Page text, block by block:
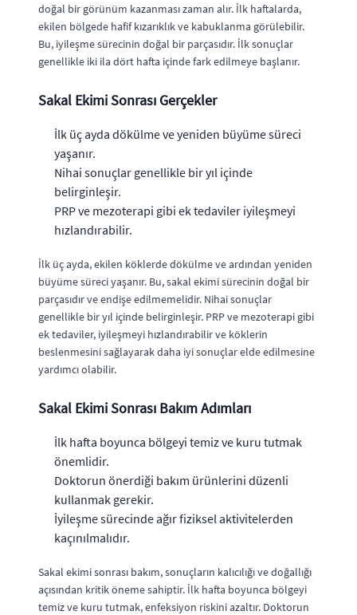
doğal bir görünüm kazanması zaman alır. İlk haftalarda,
ekilen bölgede hafif kızarıklık ve kabuklanma görülebilir.
Bu, iyileşme sürecinin doğal bir parçasıdır. İlk sonuçlar
genellikle iki ila dört hafta içinde fark edilmeye başlanır.
Sakal Ekimi Sonrası Gerçekler
İlk üç ayda dökülme ve yeniden büyüme süreci
yaşanır.
Nihai sonuçlar genellikle bir yıl içinde
belirginleşir.
PRP ve mezoterapi gibi ek tedaviler iyileşmeyi
hızlandırabilir.
İlk üç ayda, ekilen köklerde dökülme ve ardından yeniden
büyüme süreci yaşanır. Bu, sakal ekimi sürecinin doğal bir
parçasıdır ve endişe edilmemelidir. Nihai sonuçlar
genellikle bir yıl içinde belirginleşir. PRP ve mezoterapi gibi
ek tedaviler, iyileşmeyi hızlandırabilir ve köklerin
beslenmesini sağlayarak daha iyi sonuçlar elde edilmesine
yardımcı olabilir.
Sakal Ekimi Sonrası Bakım Adımları
İlk hafta boyunca bölgeyi temiz ve kuru tutmak
önemlidir.
Doktorun önerdiği bakım ürünlerini düzenli
kullanmak gerekir.
İyileşme sürecinde ağır fiziksel aktivitelerden
kaçınılmalıdır.
Sakal ekimi sonrası bakım, sonuçların kalıcılığı ve doğallığı
açısından kritik öneme sahiptir. İlk hafta boyunca bölgeyi
temiz ve kuru tutmak, enfeksiyon riskini azaltır. Doktorun